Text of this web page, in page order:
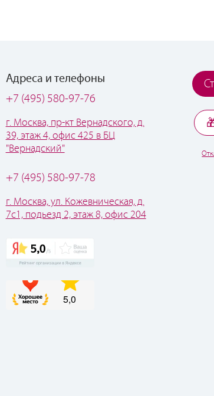
Адреса и телефоны
+7 (495) 580-97-76
г. Москва, пр-кт Вернадского, д.
39, этаж 4, офис 425 в БЦ
"Вернадский"
+7 (495) 580-97-78
г. Москва, ул. Кожевническая, д.
7с1, подьезд 2, этаж 8, офис 204